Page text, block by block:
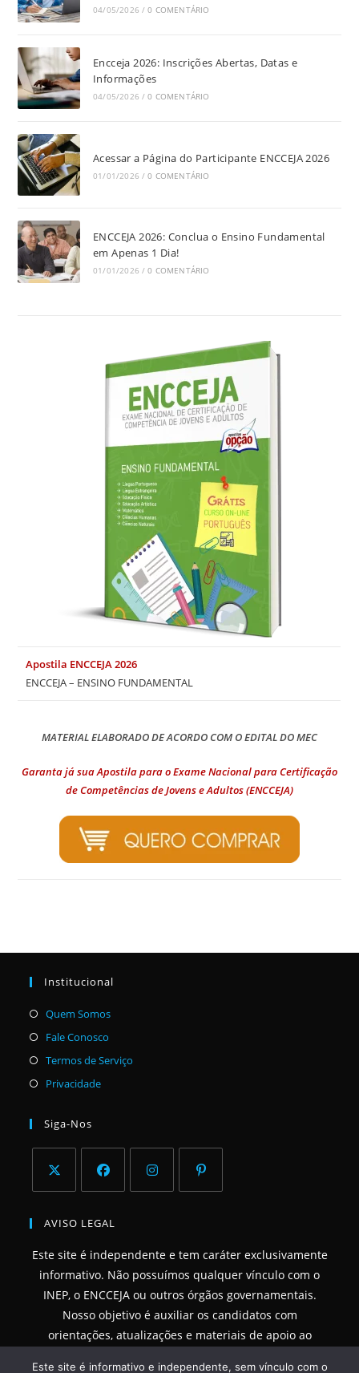
04/05/2026 / 0 COMENTÁRIO
Encceja 2026: Inscrições Abertas, Datas e
Informações
04/05/2026 / 0 COMENTÁRIO
Acessar a Página do Participante ENCCEJA 2026
01/01/2026 / 0 COMENTÁRIO
ENCCEJA 2026: Conclua o Ensino Fundamental
em Apenas 1 Dia!
01/01/2026 / 0 COMENTÁRIO
Apostila ENCCEJA 2026
ENCCEJA – ENSINO FUNDAMENTAL
MATERIAL ELABORADO DE ACORDO COM O EDITAL DO MEC
Garanta já sua Apostila para o Exame Nacional para Certificação
de Competências de Jovens e Adultos (ENCCEJA)
Institucional
Quem SomosAbre
uma
Fale Conosco
em
Termos de Serviço
PrivacidadeAbre
aba
Siga-Nos
em
nova
aba
em
nova
aba
nova
aba
nova
aba
AVISO LEGAL
Este site é independente e tem caráter exclusivamente
informativo. Não possuímos qualquer vínculo com o
INEP, o ENCCEJA ou outros órgãos governamentais.
Nosso objetivo é auxiliar os candidatos com
orientações, atualizações e materiais de apoio ao
Este site é informativo e independente, sem vínculo com o